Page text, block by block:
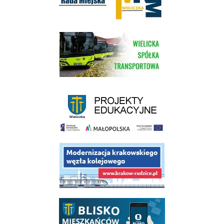
link do strony Wielickiej Spółki Transportowej
link do opisu projektu budowy linii kolejowej Krakow Rudzice
link do opisu aplikacji - BLISKO, Gmina Wieliczka w aplikacji Blisko